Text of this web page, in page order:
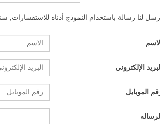
ارسل لنا رسالة باستخدام النموذج أدناه
الاسم
البريد الإلكتروني
الموبايل
الرساله